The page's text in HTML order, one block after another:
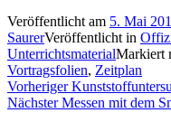
Veröffentlicht am 5. Mai
SaurerVeröffentlicht in
UnterrichtsmaterialMarkiert
Vortragsfolien, Zeitplan
Vorheriger Vorheriger
Beitrag:
Nächster Nächster
Messen mit dem